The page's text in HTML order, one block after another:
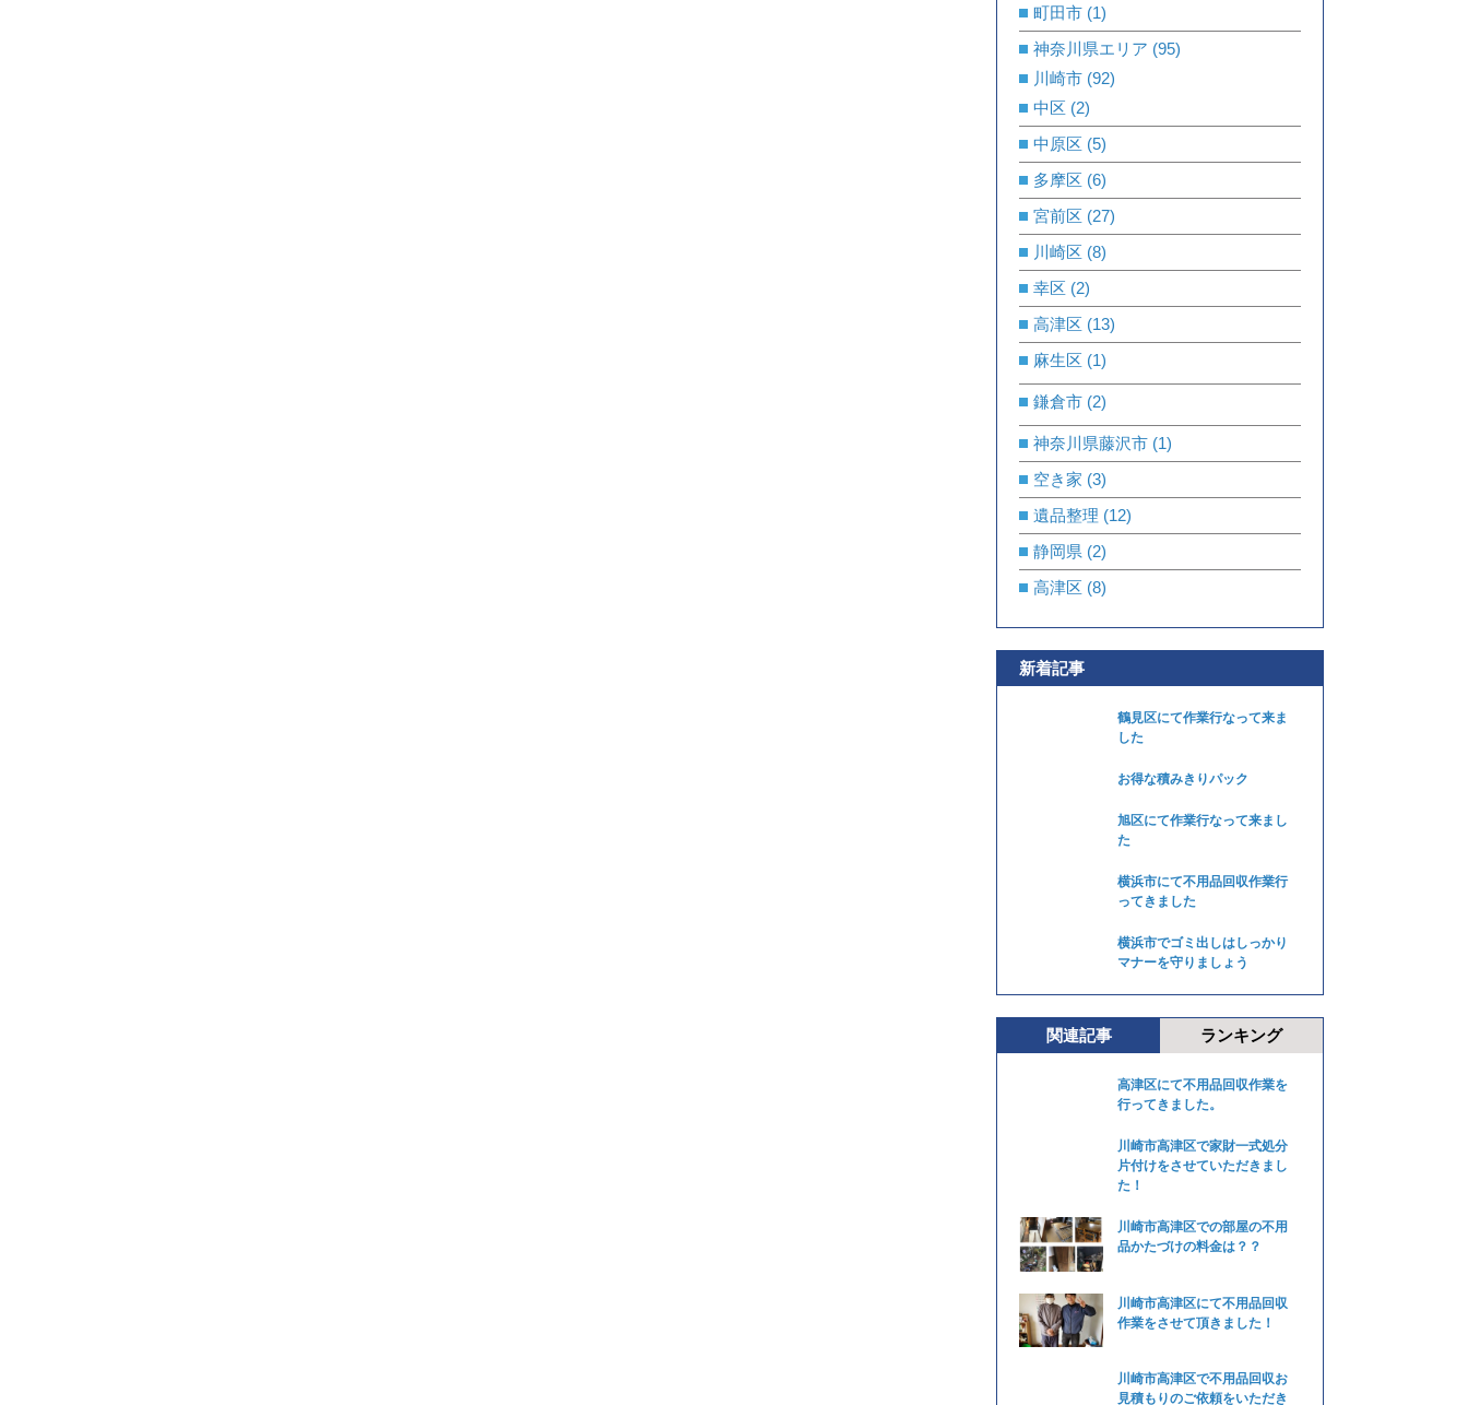
町田市 (1)
神奈川県エリア (95)
川崎市 (92)
中区 (2)
中原区 (5)
多摩区 (6)
宮前区 (27)
川崎区 (8)
幸区 (2)
高津区 (13)
麻生区 (1)
鎌倉市 (2)
神奈川県藤沢市 (1)
空き家 (3)
遺品整理 (12)
静岡県 (2)
高津区 (8)
新着記事
鶴見区にて作業行なって来ま
した
お得な積みきりパック
旭区にて作業行なって来まし
た
横浜市にて不用品回収作業行
ってきました
横浜市でゴミ出しはしっかり
マナーを守りましょう
関連記事 ランキング
高津区にて不用品回収作業を
行ってきました。
川崎市高津区で家財一式処分
片付けをさせていただきまし
た！
川崎市高津区での部屋の不用
品かたづけの料金は？？
川崎市高津区にて不用品回収
作業をさせて頂きました！
川崎市高津区で不用品回収お
見積もりのご依頼をいただき